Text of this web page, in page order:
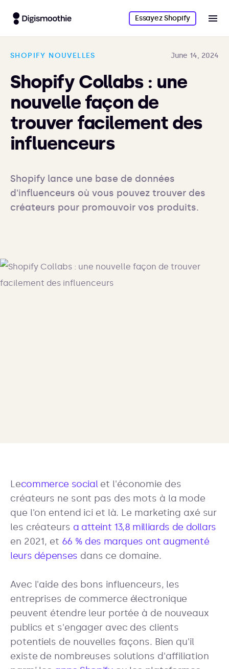
Essayez Shopify
SHOPIFY NOUVELLES June 14, 2024
Shopify Collabs : une
nouvelle façon de
trouver facilement des
influenceurs
Shopify lance une base de données
d'influenceurs où vous pouvez trouver des
créateurs pour promouvoir vos produits.
Lecommerce socialet l'économie des
créateurs ne sont pas des mots à la mode
que l'on entend ici et là. Le marketing axé sur
les créateurs a atteint 13,8 milliards de dollars
en 2021, et 66 % des marques ont augmenté
leurs dépenses dans ce domaine.
Avec l'aide des bons influenceurs, les
entreprises de commerce électronique
peuvent étendre leur portée à de nouveaux
publics et s'engager avec des clients
potentiels de nouvelles façons. Bien qu'il
existe de nombreuses solutions d'affiliation